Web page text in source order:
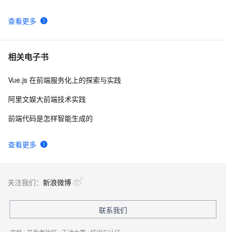
查看更多
相关电子书
查看更多
Vue.js 在前端服务化上的探索与实践
阿里文娱大前端技术实践
前端代码是怎样智能生成的
关注我们： 新浪微博
联系我们